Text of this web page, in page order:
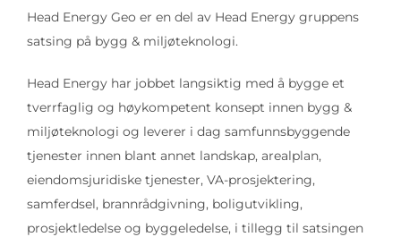
Head Energy Geo er en del av Head Energy gruppens
satsing på bygg & miljøteknologi.
Head Energy har jobbet langsiktig med å bygge et
tverrfaglig og høykompetent konsept innen bygg &
miljøteknologi og leverer i dag samfunnsbyggende
tjenester innen blant annet landskap, arealplan,
eiendomsjuridiske tjenester, VA-prosjektering,
samferdsel, brannrådgivning, boligutvikling,
prosjektledelse og byggeledelse, i tillegg til satsingen